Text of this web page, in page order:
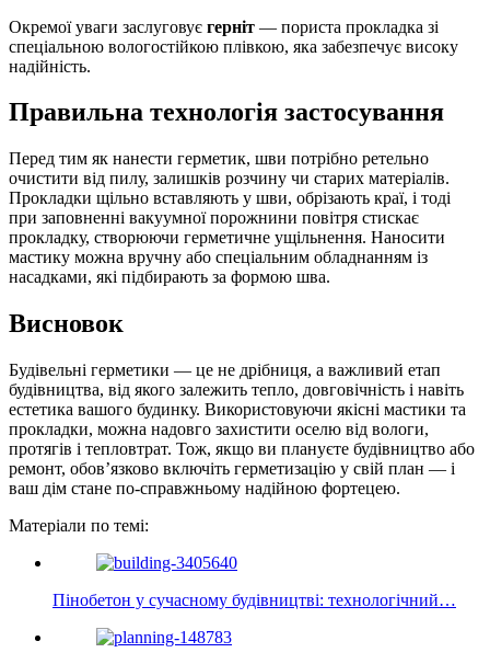
Окремої уваги заслуговує герніт — пориста прокладка зі
спеціальною вологостійкою плівкою, яка забезпечує високу
надійність.
Правильна технологія застосування
Перед тим як нанести герметик, шви потрібно ретельно
очистити від пилу, залишків розчину чи старих матеріалів.
Прокладки щільно вставляють у шви, обрізають краї, і тоді
при заповненні вакуумної порожнини повітря стискає
прокладку, створюючи герметичне ущільнення. Наносити
мастику можна вручну або спеціальним обладнанням із
насадками, які підбирають за формою шва.
Висновок
Будівельні герметики — це не дрібниця, а важливий етап
будівництва, від якого залежить тепло, довговічність і навіть
естетика вашого будинку. Використовуючи якісні мастики та
прокладки, можна надовго захистити оселю від вологи,
протягів і тепловтрат. Тож, якщо ви плануєте будівництво або
ремонт, обов’язково включіть герметизацію у свій план — і
ваш дім стане по-справжньому надійною фортецею.
Матеріали по темі:
Пінобетон у сучасному будівництві: технологічний…